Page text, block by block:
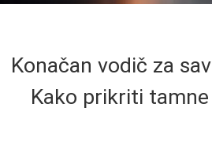
Konačan vodič za
Kako prikriti